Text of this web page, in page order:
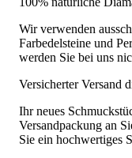
Wir verwenden
Farbedelsteine und
werden Sie bei uns
Versicherter Versand
Ihr neues
Versandpackung an
Sie ein hochwertiges